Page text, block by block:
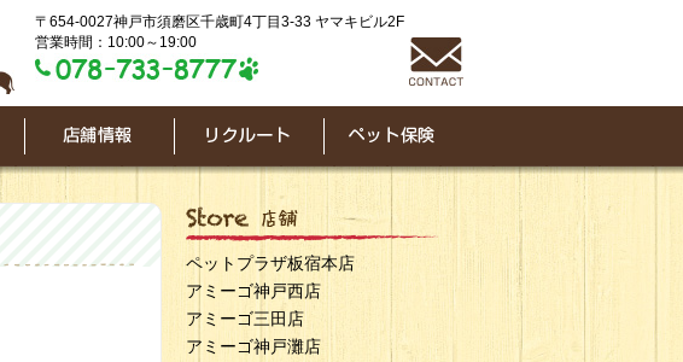
〒654-0027神戸市須磨区千歳町4丁目3-33 ヤマキビル2F
営業時間：10:00～19:00
ペットプラザ板宿本店
アミーゴ神戸西店
アミーゴ三田店
アミーゴ神戸灘店